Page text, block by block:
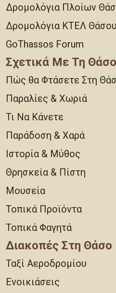
Δρομολόγια Πλοίων
Δρομολόγια ΚΤΕΛ Θάσου
GoThassos Forum
Σχετικά Με Τη Θάσο
Πώς θα Φτάσετε Στη
Παραλίες & Χωριά
Τι Να Κάνετε
Παράδοση & Χαρά
Ιστορία & Μύθος
Θρησκεία & Πίστη
Μουσεία
Τοπικά Προϊόντα
Τοπικά Φαγητά
Διακοπές Στη Θάσο
Ταξί Αεροδρομίου
Ενοικιάσεις